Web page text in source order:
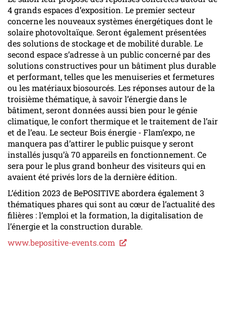
4 grands espaces d’exposition. Le premier secteur
concerne les nouveaux systèmes énergétiques dont le
solaire photovoltaïque. Seront également présentées
des solutions de stockage et de mobilité durable. Le
second espace s’adresse à un public concerné par des
solutions constructives pour un bâtiment plus durable
et performant, telles que les menuiseries et fermetures
ou les matériaux biosourcés. Les réponses autour de la
troisième thématique, à savoir l’énergie dans le
bâtiment, seront données aussi bien pour le génie
climatique, le confort thermique et le traitement de l’air
et de l’eau. Le secteur Bois énergie - Flam’expo, ne
manquera pas d’attirer le public puisque y seront
installés jusqu’à 70 appareils en fonctionnement. Ce
sera pour le plus grand bonheur des visiteurs qui en
avaient été privés lors de la dernière édition.
L’édition 2023 de BePOSITIVE abordera également 3
thématiques phares qui sont au cœur de l’actualité des
filières : l’emploi et la formation, la digitalisation de
l’énergie et la construction durable.
www.bepositive-events.com